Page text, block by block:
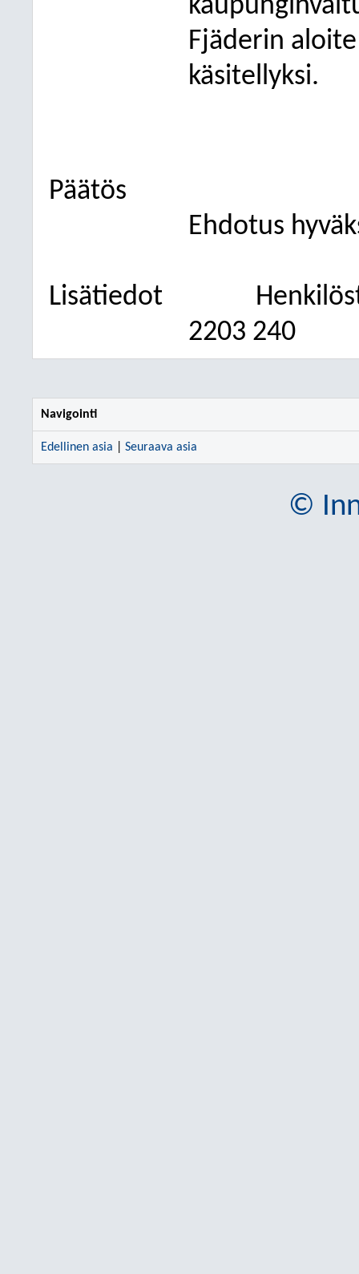
Fjäderin
käsitellyksi.
Päätös
Ehdotus
Lisätiedot
2203 240
Navigointi
Edellinen asia Seuraava asia
©